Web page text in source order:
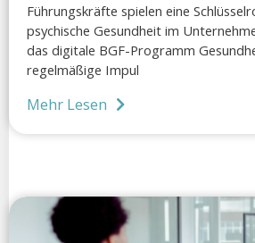
Führungskräfte spielen eine
psychische Gesundheit im
das digitale BGF-Programm
regelmäßige Impul
Mehr Lesen